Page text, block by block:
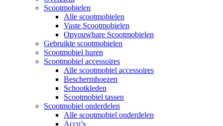
Scootmobielen
Alle scootmobielen
Vaste Scootmobielen
Opvouwbare Scootmobielen
Gebruikte scootmobielen
Scootmobiel huren
Scootmobiel accessoires
Alle scootmobiel accessoires
Beschermhoezen
Schootkleden
Scootmobiel tassen
Scootmobiel onderdelen
Alle scootmobiel onderdelen
Accu’s